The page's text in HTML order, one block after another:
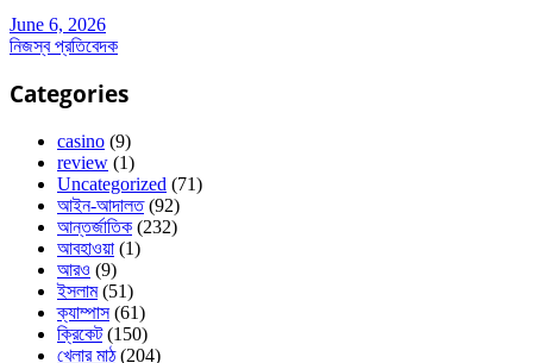
June 6, 2026
নিজস্ব প্রতিবেদক
Categories
casino (9)
review (1)
Uncategorized (71)
আইন-আদালত(92)
আন্তর্জাতিক (232)
আবহাওয়া (1)
আরও (9)
ইসলাম(51)
ক্যাম্পাস(61)
ক্রিকেট(150)
খেলার মাঠ(204)